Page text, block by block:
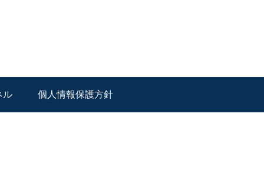
ル 個人情報保護方針